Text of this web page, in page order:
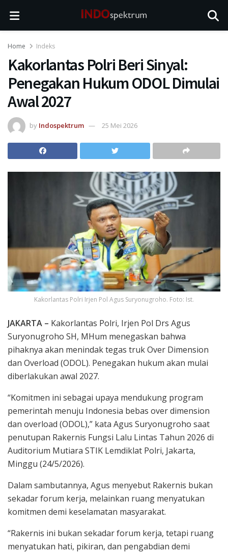
Home Indeks
Kakorlantas Polri Beri Sinyal:
Penegakan Hukum ODOL Dimulai
Awal 2027
by Indospektrum 25 Mei 2026
Kakorlantas Polri Irjen Pol Agus Suryonugroho. Foto: Ist.
JAKARTA – Kakorlantas Polri, Irjen Pol Drs Agus
Suryonugroho SH, MHum menegaskan bahwa
pihaknya akan menindak tegas truk Over Dimension
dan Overload (ODOL). Penegakan hukum akan mulai
diberlakukan awal 2027.
“Komitmen ini sebagai upaya mendukung program
pemerintah menuju Indonesia bebas over dimension
dan overload (ODOL),” kata Agus Suryonugroho saat
penutupan Rakernis Fungsi Lalu Lintas Tahun 2026 di
Auditorium Mutiara STIK Lemdiklat Polri, Jakarta,
Minggu (24/5/2026).
Dalam sambutannya, Agus menyebut Rakernis bukan
sekadar forum kerja, melainkan ruang menyatukan
komitmen demi keselamatan masyarakat.
“Rakernis ini bukan sekadar forum kerja, tetapi ruang
menyatukan hati, pikiran, dan pengabdian demi